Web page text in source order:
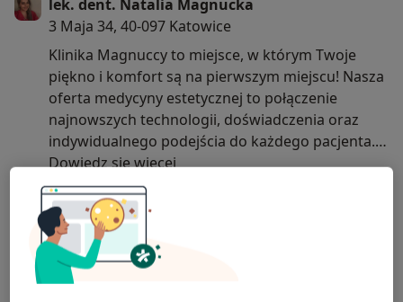
lek. dent. Natalia Magnucka
3 Maja 34, 40-097 Katowice
Klinika Magnuccy to miejsce, w którym Twoje
piękno i komfort są na pierwszym miejscu! Nasza
oferta medycyny estetycznej to połączenie
najnowszych technologii, doświadczenia oraz
indywidualnego podejścia do każdego pacjenta.
Oferujemy szeroką gamę usług, takich jak Body
jet, Liposukcja, Lipotransfery, modelowanie ciała,
botoks, mezoterapia, lipoliza iniekcyjna, czy też
profesjonalne zabiegi na twarz i ciało, które
pomogą Ci poczuć się lepiej we własnej skórze.
Dowiedz się więcej
28/02/2025